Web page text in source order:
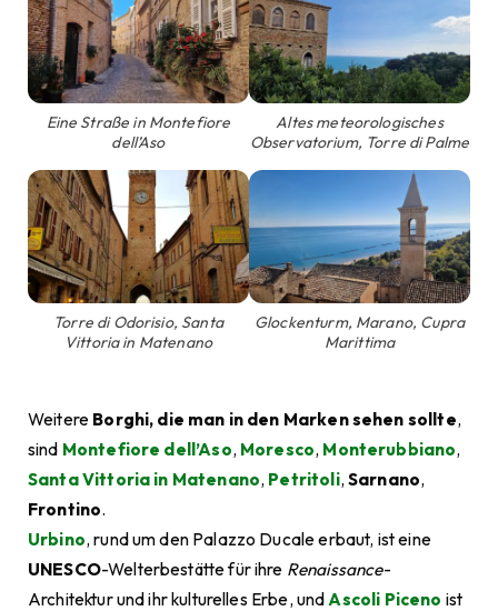
Eine Straße in Montefiore
dell’Aso
Altes meteorologisches
Observatorium, Torre di Palme
Torre di Odorisio, Santa
Vittoria in Matenano
Glockenturm, Marano, Cupra
Marittima
Weitere Borghi, die man in den Marken sehen sollte,
sind Montefiore dell’Aso, Moresco, Monterubbiano,
Santa Vittoria in Matenano, Petritoli,Sarnano,
Frontino.
Urbino, rund um den Palazzo Ducale erbaut, ist eine
UNESCO-Welterbestätte für ihre Renaissance-
Architektur und ihr kulturelles Erbe, undAscoli Piceno ist